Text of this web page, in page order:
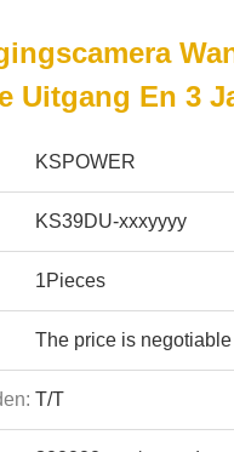
Uitgang En 3
KSPOWER
KS39DU-xxxyyyy
1Pieces
The price is negotiable
T/T